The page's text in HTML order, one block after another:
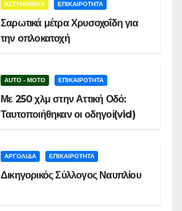
ΑΣΤΥΝΟΜΙΚΑ ΕΠΙΚΑΙΡΟΤΗΤΑ
Σαρωτικά μέτρα Χρυσοχοΐδη για
την οπλοκατοχή
AUTO - MOTO ΕΠΙΚΑΙΡΟΤΗΤΑ
Με 250 χλμ στην Αττική Οδό:
Ταυτοποιήθηκαν οι οδηγοί(vid)
ΑΡΓΟΛΙΔΑ ΕΠΙΚΑΙΡΟΤΗΤΑ
Δικηγορικός Σύλλογος Ναυπλίου